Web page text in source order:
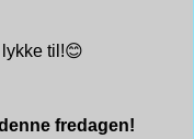
til!😊
fredagen!